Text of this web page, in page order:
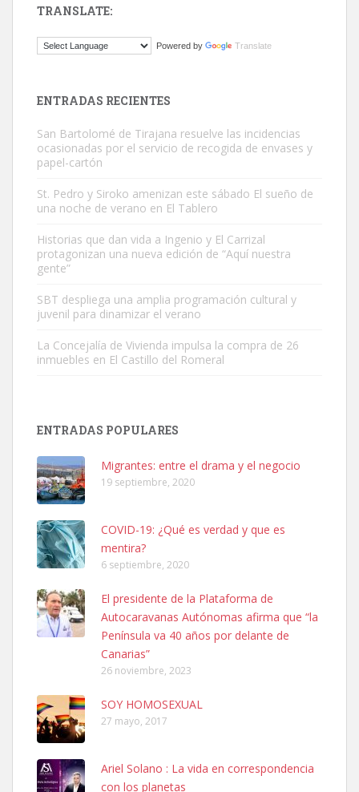
Gato manso encontrado
Leales.org » Gran Canaria | 9.7.2025
Busco adopción responsable para mi perra. Pastor alemán,
hembra, 4 años. Por motivos personales ...
PERRO MACHO RAZA SHIBA CON MICROCHIP PERDIDO HOY
Leales.org » Gran Canaria | 6.7.2025
Ninfa perdida
El día 5 se los perdió una ninfa papillera, asustada tiene miedo a la
calle, se perdió por la zon...
Leales.org » Gran Canaria
Adopcion
TRANSLATE:
Powered by Translate
ENTRADAS RECIENTES
San Bartolomé de Tirajana resuelve las incidencias
ocasionadas por el servicio de recogida de envases y
papel-cartón
St. Pedro y Siroko amenizan este sábado El sueño de
una noche de verano en El Tablero
Historias que dan vida a Ingenio y El Carrizal
protagonizan una nueva edición de “Aquí nuestra
gente”
SBT despliega una amplia programación cultural y
juvenil para dinamizar el verano
La Concejalía de Vivienda impulsa la compra de 26
inmuebles en El Castillo del Romeral
ENTRADAS POPULARES
Migrantes: entre el drama y el negocio
19 septiembre, 2020
COVID-19: ¿Qué es verdad y que es
mentira?
6 septiembre, 2020
El presidente de la Plataforma de
Autocaravanas Autónomas afirma que “la
Península va 40 años por delante de
Canarias”
26 noviembre, 2023
SOY HOMOSEXUAL
27 mayo, 2017
Ariel Solano : La vida en correspondencia
con los planetas